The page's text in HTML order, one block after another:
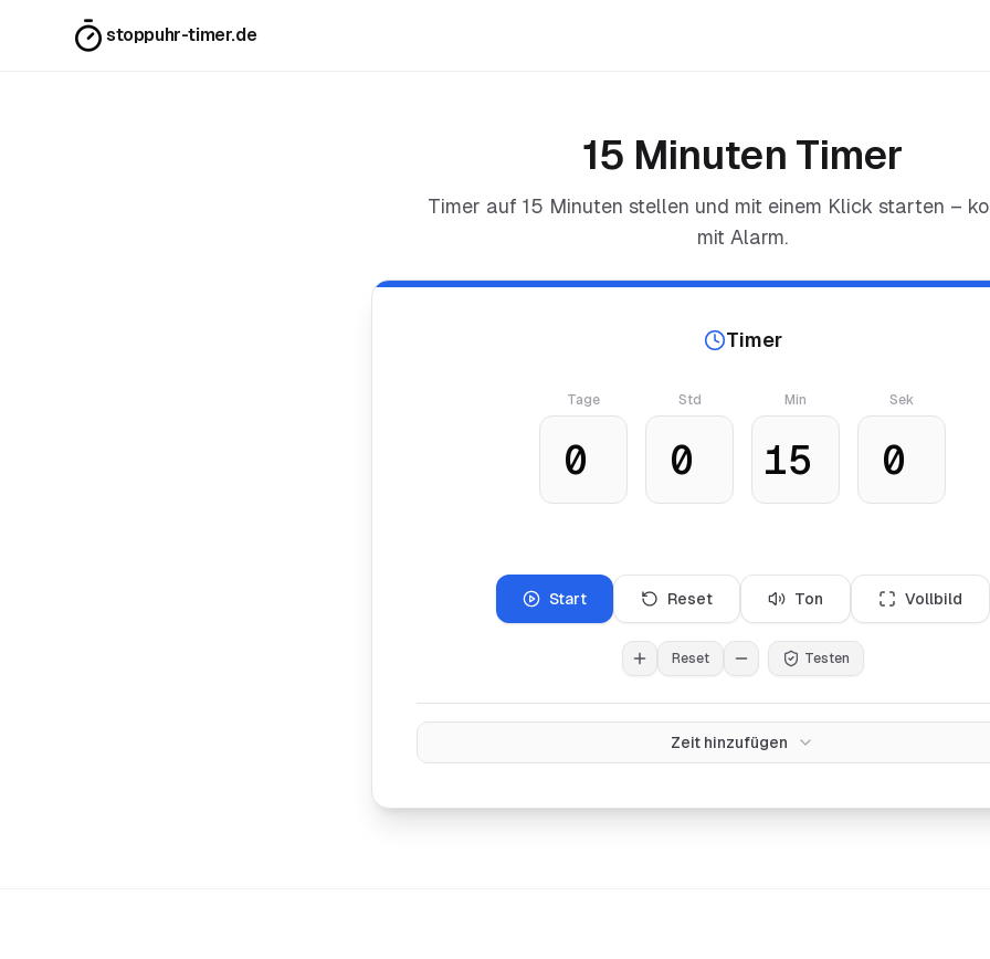
stoppuhr-timer.de
15 Minuten Timer
Timer auf 15 Minuten stellen und mit einem Klick starten –
mit Alarm.
Timer
Tage Std Min Sek
Start Reset Ton Vollbild
Reset Testen
Zeit hinzufügen